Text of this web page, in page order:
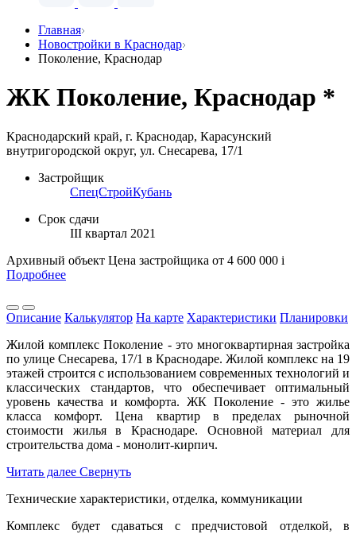
Главная
Новостройки в Краснодар
Поколение, Краснодар
ЖК Поколение, Краснодар *
Краснодарский край, г. Краснодар, Карасунский
внутригородской округ, ул. Снесарева, 17/1
Застройщик
СпецСтройКубань
Срок сдачи
III квартал 2021
Архивный объект Цена застройщика от 4 600 000 i
Подробнее
Описание Калькулятор На карте Характеристики Планировки
Жилой комплекс Поколение - это многоквартирная застройка
по улице Снесарева, 17/1 в Краснодаре. Жилой комплекс на 19
этажей строится с использованием современных технологий и
классических стандартов, что обеспечивает оптимальный
уровень качества и комфорта. ЖК Поколение - это жилье
класса комфорт. Цена квартир в пределах рыночной
стоимости жилья в Краснодаре. Основной материал для
строительства дома - монолит-кирпич.
Читать далее Свернуть
Технические характеристики, отделка, коммуникации
Комплекс будет сдаваться с предчистовой отделкой, в